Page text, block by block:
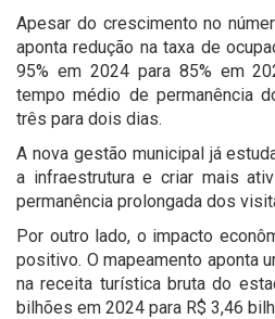
Apesar do crescimento no
aponta redução na taxa de
95% em 2024 para 85% em
tempo médio de permanência
três para dois dias.
A nova gestão municipal já
a infraestrutura e criar mais
permanência prolongada dos
Por outro lado, o impacto
positivo. O mapeamento aponta
na receita turística bruta do
bilhões em 2024 para R$ 3,46